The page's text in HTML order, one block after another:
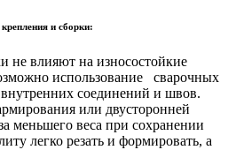
и сборки:
не влияют на износостойкие
использование сварочных
соединений и швов.
или двусторонней
меньшего веса при сохранении
легко резать и формировать, а